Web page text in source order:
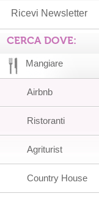
Ricevi Newsletter
CERCA DOVE:
Mangiare
Airbnb
Ristoranti
Agriturist
Country House